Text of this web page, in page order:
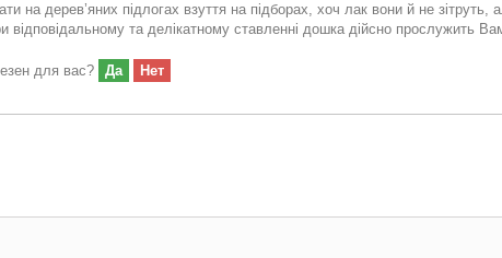
на дерев’яних підлогах взуття на підборах, хоч лак вони й не
відповідальному та делікатному ставленні дошка дійсно прослужить
для вас? Да Нет